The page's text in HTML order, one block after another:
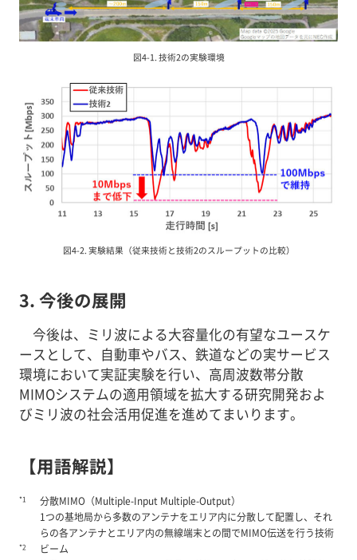
図4-1. 技術2の実験環境
図4-2. 実験結果（従来技術と技術2のスループットの比較）
3. 今後の展開
今後は、ミリ波による大容量化の有望なユースケ
ースとして、自動車やバス、鉄道などの実サービス
環境において実証実験を行い、高周波数帯分散
MIMOシステムの適用領域を拡大する研究開発およ
びミリ波の社会活用促進を進めてまいります。
【用語解説】
*1
分散MIMO（Multiple-Input Multiple-Output）
1つの基地局から多数のアンテナをエリア内に分散して配置し、それ
らの各アンテナとエリア内の無線端末との間でMIMO伝送を行う技術
*2
ビーム